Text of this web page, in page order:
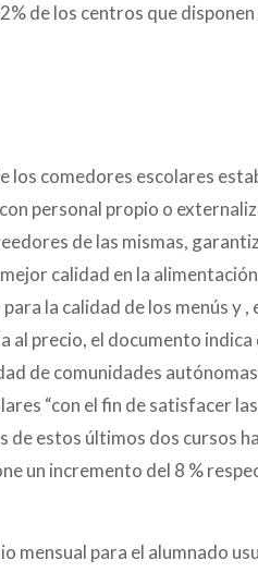
de los centros que disponen
los comedores escolares
personal propio o
de las mismas,
calidad en la
la calidad de los menús y
al precio, el documento
de comunidades
“con el fin de satisfacer
de estos últimos dos cursos
un incremento del 8 %
mensual para el alumnado